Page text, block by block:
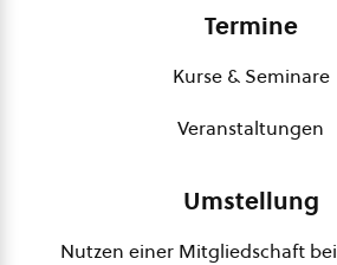
Termine
Kurse & Seminare
Veranstaltungen
Umstellung
Nutzen einer Mitgliedschaft bei